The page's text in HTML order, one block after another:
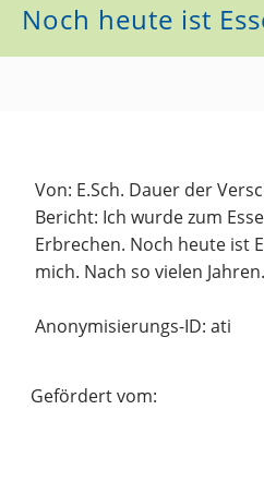
Noch heute ist
Von: E.Sch. Dauer der
Bericht: Ich wurde zum
Erbrechen. Noch heute ist
mich. Nach so vielen Jahren.
Anonymisierungs-ID: ati
Gefördert vom: